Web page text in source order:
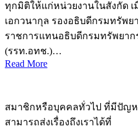
ทุกมิติให้แก่หน่วยงานในสังกัด
เอกวนากุล รองอธิบดีกรมทรัพย
ราชการแทนอธิบดีกรมทรัพยาก
(รรท.อทช.)…
Read More
สมาชิกหรือบุคคลทั่วไป ที่มีปัญห
สามารถส่งเรื่องถึงเราได้ที่